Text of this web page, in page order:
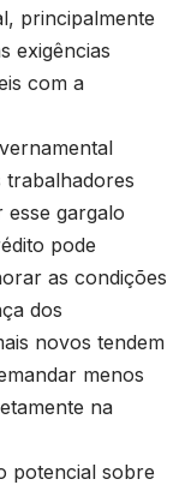
principalmente
exigências
com a
trabalhadores
esse gargalo
pode
as condições
dos
novos tendem
menos
na
potencial sobre